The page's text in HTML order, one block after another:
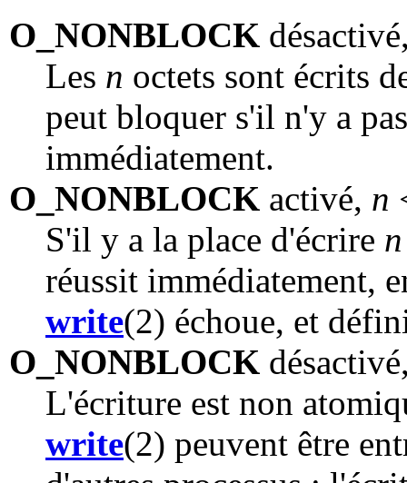
O_NONBLOCK
Les n octets sont écrits
peut bloquer s'il n'y a
immédiatement.
O_NONBLOCK activé, n
S'il y a la place d'écrire n
réussit immédiatement,
write(2) échoue, et
O_NONBLOCK
L'écriture est non
write(2) peuvent être